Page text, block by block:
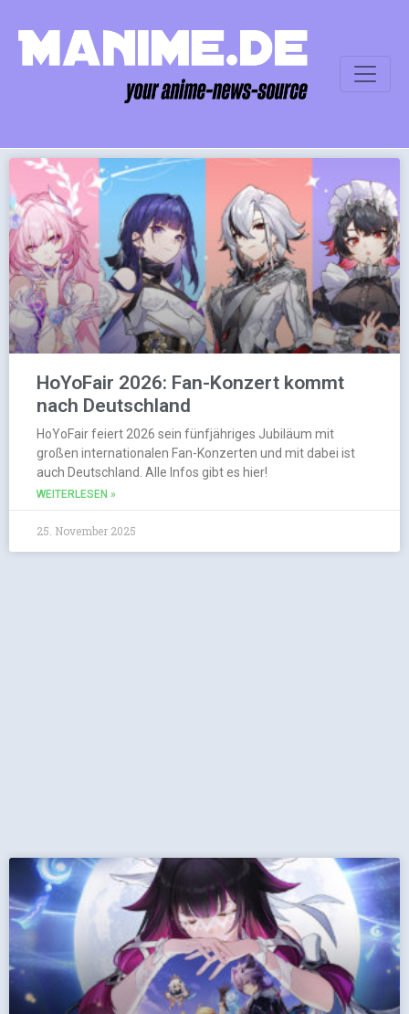
HoYoFair 2026: Fan-Konzert kommt
nach Deutschland
HoYoFair feiert 2026 sein fünfjähriges Jubiläum mit
großen internationalen Fan-Konzerten und mit dabei ist
auch Deutschland. Alle Infos gibt es hier!
WEITERLESEN »
25. November 2025